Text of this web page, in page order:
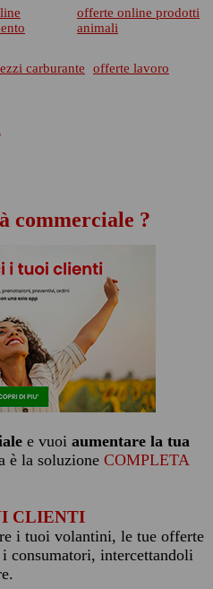
offerte online prodotti
animali
carburante
offerte lavoro
commerciale ?
e vuoi aumentare la tua
è la soluzione COMPLETA
CLIENTI
i tuoi volantini, le tue offerte
consumatori, intercettandoli